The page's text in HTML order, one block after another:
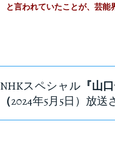
と言われていたことが、芸能
NHKスペシャル 『山
（2024年5月5日）放送